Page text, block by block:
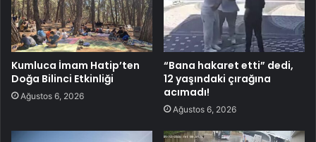
Kumluca İmam Hatip’ten
Doğa Bilinci Etkinliği
Ağustos 6, 2026
“Bana hakaret etti” dedi,
12 yaşındaki çırağına
acımadı!
Ağustos 6, 2026